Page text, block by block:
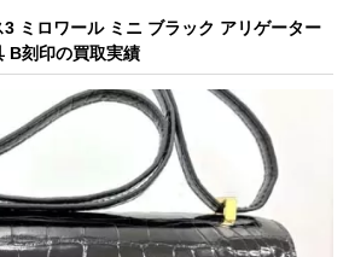
今すぐ電話査定
受付時間 10:00～19:00
神戸元町(三宮)店
ミロワール ミニ ブラック アリゲーター
B刻印の買取実績